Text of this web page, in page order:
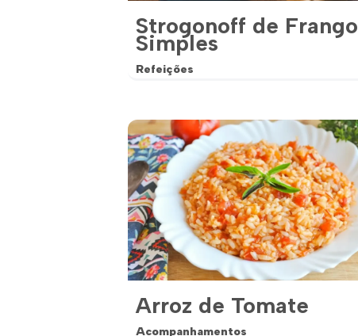
Strogonoff de Frango
Simples
Refeições
Arroz de Tomate
Acompanhamentos